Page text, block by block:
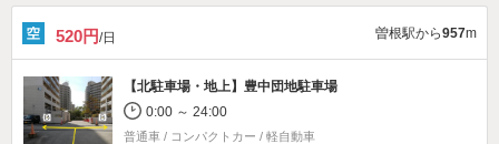
520円/日 曽根駅から957m
【北駐車場・地上】 豊中団地駐車場
0:00 ～ 24:00
普通車 / コンパクトカー / 軽自動車